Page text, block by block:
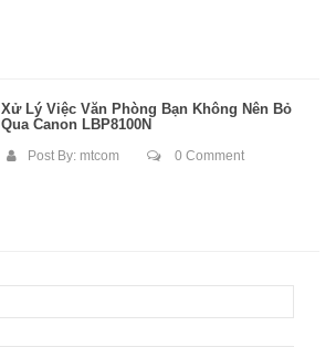
Xử Lý Việc Văn Phòng Bạn Không Nên Bỏ
Qua Canon LBP8100N
Post By: mtcom 0 Comment